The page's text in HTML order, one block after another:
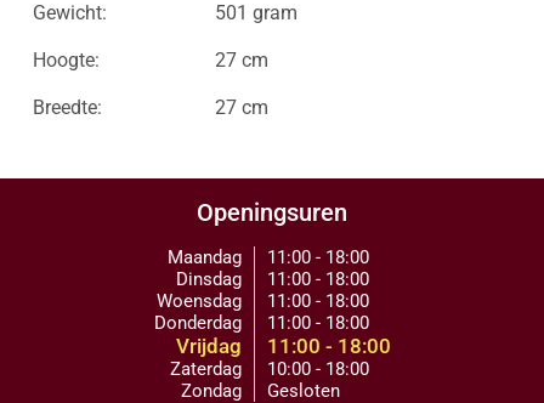
Gewicht: 501 gram
Hoogte: 27 cm
Breedte: 27 cm
Openingsuren
Maandag
Dinsdag
Woensdag
Donderdag
Vrijdag
Zaterdag
Zondag
11:00 - 18:00
11:00 - 18:00
11:00 - 18:00
11:00 - 18:00
11:00 - 18:00
10:00 - 18:00
Gesloten